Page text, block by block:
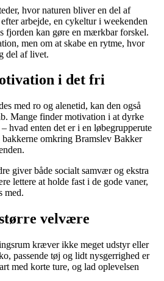
hvor naturen bliver en del af
arbejde, en cykeltur i weekenden
fjorden kan gøre en mærkbar forskel.
men om at skabe en rytme, hvor
del af livet.
i det fri
med ro og alenetid, kan den også
Mange finder motivation i at dyrke
hvad enten det er i en løbegrupperute
omkring Bramslev Bakker
giver både socialt samvær og ekstra
lettere at holde fast i de gode vaner,
med.
velvære
kræver ikke meget udstyr eller
passende tøj og lidt nysgerrighed er
med korte ture, og lad oplevelsen